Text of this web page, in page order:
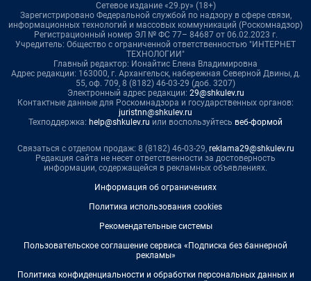
Сетевое издание «29.ру» (18+)
Зарегистрировано Федеральной службой по надзору в сфере связи,
информационных технологий и массовых коммуникаций (Роскомнадзор)
Регистрационный номер ЭЛ № ФС 77– 84687 от 06.02.2023 г.
Учредитель: Общество с ограниченной ответственностью "ИНТЕРНЕТ
ТЕХНОЛОГИИ"
Главный редактор: Ионайтис Елена Владимировна
Адрес редакции: 163000, г. Архангельск, набережная Северной Двины, д.
55, оф. 709, 8 (8182) 46-03-29 (доб. 3207)
Электронный адрес редакции: 29@shkulev.ru
Контактные данные для Роскомнадзора и государственных органов:
juristnn@shkulev.ru
Техподдержка: help@shkulev.ru или воспользуйтесь веб-формой
Связаться с отделом продаж: 8 (8182) 46-03-29, reklama29@shkulev.ru
Редакция сайта не несет ответственности за достоверность
информации, содержащейся в рекламных объявлениях.
Информация об ограничениях
Политика использования cookies
Рекомендательные системы
Пользовательское соглашение сервиса «Подписка без баннерной
рекламы»
Политика конфиденциальности и обработки персональных данных и